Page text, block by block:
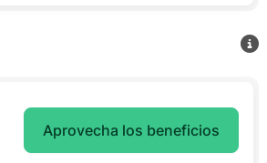
Aprovecha los beneficios